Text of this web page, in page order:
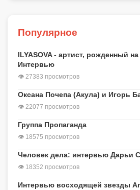
Популярное
ILYASOVA - артист, рожденный
Интервью
👁 27383 просмотров
Оксана Почепа (Акула) и Игорь
👁 22077 просмотров
Группа Пропаганда
👁 18575 просмотров
Человек дела: интервью Дарьи
👁 18352 просмотров
Интервью восходящей звезды